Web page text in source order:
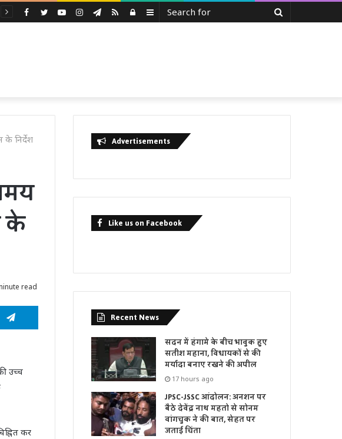
Sidebar
Log
RSS
Telegram
Instagram
YouTube
Twitter
Facebook
के निर्देश
के
read
Telegram
उच्च
कर
Advertisements
Like us on Facebook
Recent News
सदन में हंगामे के बीच भावुक हुए
सतीश महाना, विधायकों से की
मर्यादा बनाए रखने की अपील
17 hours ago
JPSC-JSSC आंदोलन: अनशन पर
बैठे देवेंद्र नाथ महतो से सोनम
वांगचुक ने की बात, सेहत पर
जताई चिंता